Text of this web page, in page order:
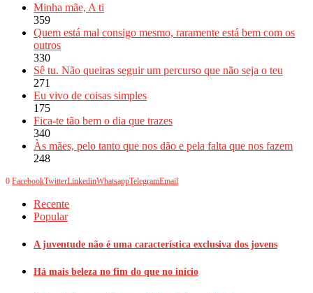
Minha mãe, A ti
359
Quem está mal consigo mesmo, raramente está bem com os
outros
330
Sê tu. Não queiras seguir um percurso que não seja o teu
271
Eu vivo de coisas simples
175
Fica-te tão bem o dia que trazes
340
Às mães, pelo tanto que nos dão e pela falta que nos fazem
248
0 FacebookTwitterLinkedinWhatsappTelegramEmail
Recente
Popular
A juventude não é uma característica exclusiva dos jovens
Há mais beleza no fim do que no início